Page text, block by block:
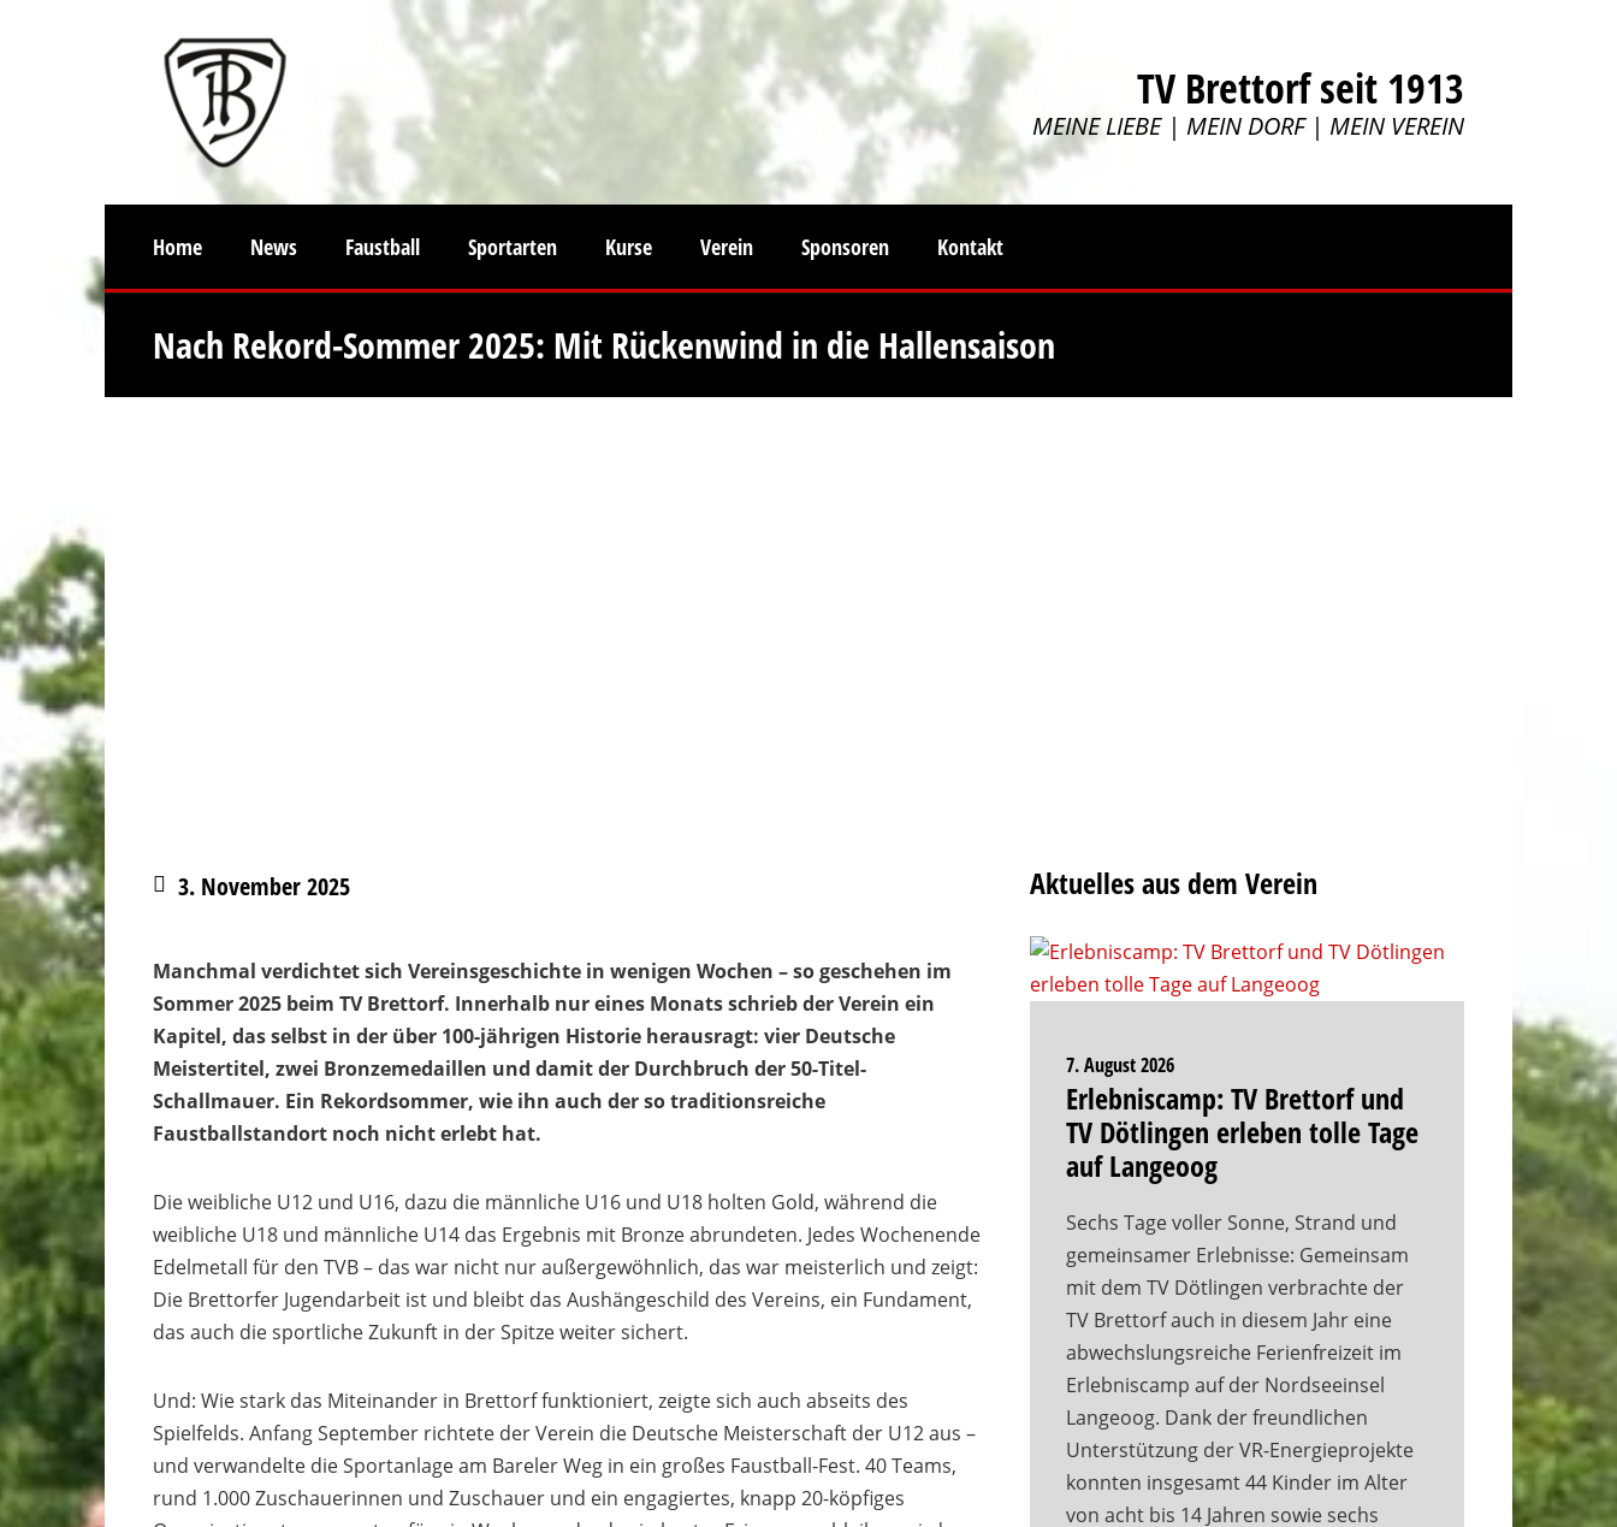
TV Brettorf seit 1913
MEINE LIEBE | MEIN DORF | MEIN VEREIN
Home News Faustball Sportarten Kurse Verein Sponsoren Kontakt
Nach Rekord-Sommer 2025: Mit Rückenwind in die Hallensaison
3. November 2025
Manchmal verdichtet sich Vereinsgeschichte in wenigen Wochen – so geschehen im
Sommer 2025 beim TV Brettorf. Innerhalb nur eines Monats schrieb der Verein ein
Kapitel, das selbst in der über 100-jährigen Historie herausragt: vier Deutsche
Meistertitel, zwei Bronzemedaillen und damit der Durchbruch der 50-Titel-
Schallmauer. Ein Rekordsommer, wie ihn auch der so traditionsreiche
Faustballstandort noch nicht erlebt hat.
Die weibliche U12 und U16, dazu die männliche U16 und U18 holten Gold, während die
weibliche U18 und männliche U14 das Ergebnis mit Bronze abrundeten. Jedes Wochenende
Edelmetall für den TVB – das war nicht nur außergewöhnlich, das war meisterlich und zeigt:
Die Brettorfer Jugendarbeit ist und bleibt das Aushängeschild des Vereins, ein Fundament,
das auch die sportliche Zukunft in der Spitze weiter sichert.
Und: Wie stark das Miteinander in Brettorf funktioniert, zeigte sich auch abseits des
Spielfelds. Anfang September richtete der Verein die Deutsche Meisterschaft der U12 aus –
und verwandelte die Sportanlage am Bareler Weg in ein großes Faustball-Fest. 40 Teams,
rund 1.000 Zuschauerinnen und Zuschauer und ein engagiertes, knapp 20-köpfiges
Aktuelles aus dem Verein
7. August 2026
Erlebniscamp: TV Brettorf und
TV Dötlingen erleben tolle Tage
auf Langeoog
Sechs Tage voller Sonne, Strand und
gemeinsamer Erlebnisse: Gemeinsam
mit dem TV Dötlingen verbrachte der
TV Brettorf auch in diesem Jahr eine
abwechslungsreiche Ferienfreizeit im
Erlebniscamp auf der Nordseeinsel
Langeoog. Dank der freundlichen
Unterstützung der VR-Energieprojekte
konnten insgesamt 44 Kinder im Alter
von acht bis 14 Jahren sowie sechs